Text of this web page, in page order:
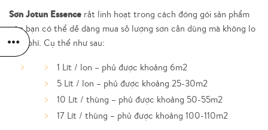
Sơn Jotun Essence rất linh hoạt trong cách đóng gói sản phẩm
nên bạn có thể dễ dàng mua số lượng sơn cần dùng mà không lo
lãng phí. Cụ thể như sau:
1 Lít / lon – phủ được khoảng 6m2
5 Lít / lon – phủ được khoảng 25-30m2
10 Lít / thùng – phủ được khoảng 50-55m2
17 Lít / thùng – phủ được khoảng 100-110m2